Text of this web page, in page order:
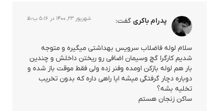
پدرام باکری گفت: شهریور ۲۳, ۱۴۰۰ در ۵:۱۶ ب٫ظ
سلام لوله فاضلاب سرویس بهداشتی میگیره و متوجه
شدیم کارگرا گچ وسیمان اضافی رو ریختن داخلش و چندین
بار هم لوله بازکن اومده وفنر زده ولی فقط موقت باز شده و
دوباره دچار گرفتگی میشه ایا راهی داره که بدون تخریب
تخلیه بشه؟
ساکن زنجان هستم